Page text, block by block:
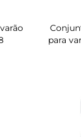
para